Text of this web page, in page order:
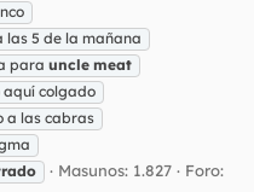
5 de la mañana
para uncle meat
colgado
a las cabras
Masunos: 1.827
Foro: